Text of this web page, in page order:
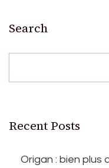
Search
Recent Posts
Origan : bien plus